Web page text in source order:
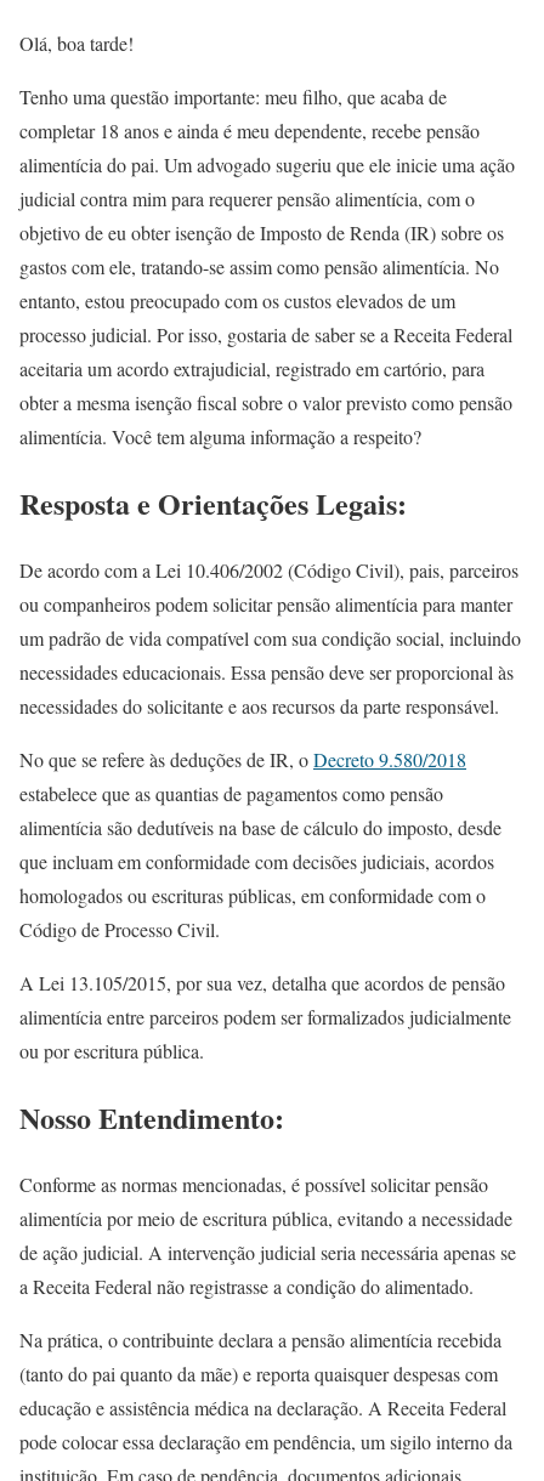
Olá, boa tarde!
Tenho uma questão importante: meu filho, que acaba de
completar 18 anos e ainda é meu dependente, recebe pensão
alimentícia do pai. Um advogado sugeriu que ele inicie uma ação
judicial contra mim para requerer pensão alimentícia, com o
objetivo de eu obter isenção de Imposto de Renda (IR) sobre os
gastos com ele, tratando-se assim como pensão alimentícia. No
entanto, estou preocupado com os custos elevados de um
processo judicial. Por isso, gostaria de saber se a Receita Federal
aceitaria um acordo extrajudicial, registrado em cartório, para
obter a mesma isenção fiscal sobre o valor previsto como pensão
alimentícia. Você tem alguma informação a respeito?
Resposta e Orientações Legais:
De acordo com a Lei 10.406/2002 (Código Civil), pais, parceiros
ou companheiros podem solicitar pensão alimentícia para manter
um padrão de vida compatível com sua condição social, incluindo
necessidades educacionais. Essa pensão deve ser proporcional às
necessidades do solicitante e aos recursos da parte responsável.
No que se refere às deduções de IR, oDecreto 9.580/2018
estabelece que as quantias de pagamentos como pensão
alimentícia são dedutíveis na base de cálculo do imposto, desde
que incluam em conformidade com decisões judiciais, acordos
homologados ou escrituras públicas, em conformidade com o
Código de Processo Civil.
A Lei 13.105/2015, por sua vez, detalha que acordos de pensão
alimentícia entre parceiros podem ser formalizados judicialmente
ou por escritura pública.
Nosso Entendimento:
Conforme as normas mencionadas, é possível solicitar pensão
alimentícia por meio de escritura pública, evitando a necessidade
de ação judicial. A intervenção judicial seria necessária apenas se
a Receita Federal não registrasse a condição do alimentado.
Na prática, o contribuinte declara a pensão alimentícia recebida
(tanto do pai quanto da mãe) e reporta quaisquer despesas com
educação e assistência médica na declaração. A Receita Federal
pode colocar essa declaração em pendência, um sigilo interno da
instituição. Em caso de pendência, documentos adicionais,